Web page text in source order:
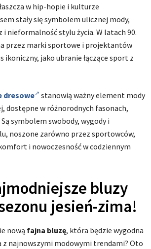
w hip-hopie i kulturze
stały się symbolem ulicznej mody,
i nieformalność stylu życia. W latach 90.
przez marki sportowe i projektantów
ikoniczny, jako ubranie łączące sport z
dresowe
stanowią ważny element mody
dostępne w różnorodnych fasonach,
symbolem swobody, wygody i
noszone zarówno przez sportowców,
i nowoczesność w codziennym
bluzy
jesień-zima!
nową fajna bluzę, która będzie wygodna
z najnowszymi modowymi trendami? Oto